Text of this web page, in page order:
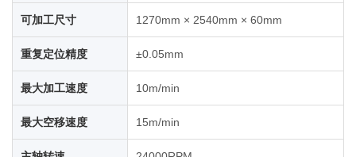
可加工尺寸 1270mm × 2540mm × 60mm
重复定位精度 ±0.05mm
最大加工速度 10m/min
最大空移速度 15m/min